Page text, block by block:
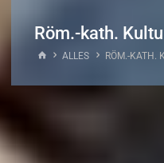
Röm.-kath.
START
ALLES RÖM.-KATH.